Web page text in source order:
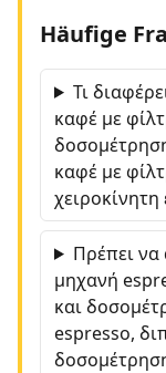
Häufige
Τι
καφέ με
καφέ με
χειροκίνητη
Πρέπει
μηχανή
και
espresso,